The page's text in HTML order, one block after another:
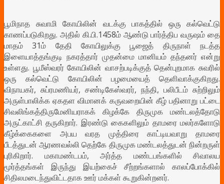
பூமிநாத சுவாமி கோயிலின் வடக்கு பாகத்தில் ஒரு கல்வெட்டு
காணப்படுகிறது. அதில் கி.பி.1458ம் ஆண்டு பார்த்திப வருஷம் தை
மாதம் 31ம் தேதி கோயிலுக்கு பூஜைத் திருநாள் நடத்த
இளையாத்தங்குடி நகரத்தார் முதன்மை மானியம் தந்தனர் என்று
உள்ளது. பூமீஸ்வரர் கோயிலின் வாசற்படிக்குத் தென்புறமாக சுவரில்
ஒரு கல்வெட்டு கோயிலின் பழமையைத் தெளிவாக்குகிறது.
விநாயகர், சுப்ரமணியர், சண்டிகேஸ்வரர், நந்தி, பலிபீடம் சுற்றிலும்
அருள்பாலிக்க ஏகதள விமானக் கருவறையின் கீழ் பதினாறு பட்டை
சிவலிங்கத்திருமேனியராகக் கிழக்கே திருமுக மண்டலத்தோடு
அருட்காட்சி தருகிறார். இரண்டு கைகளிலும் தாமரை மலர்களோடு
கீழ்க்கைகளை அபய வரத முத்திரை காட்டியவாறு தாமரை
பீடத்துடன் ஆரணவல்லி தெற்கே திருமுக மண்டலத்துடன் நின்றருள்
புரிகிறார். மகாமண்டபம், அர்த்த மண்டபங்களில் சிவாலய
மூர்த்தங்கள் இருந்து இயற்கைச் சீற்றங்களால் காலப்போக்கில்
சிதிலமடைந்துவிட்டதாக ஊர் மக்கள் கூறுகின்றனர்.